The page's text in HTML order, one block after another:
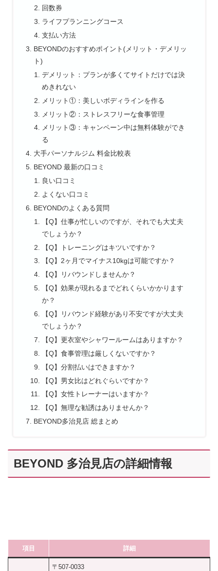
回数券
ライフプランニングコース
支払い方法
BEYONDのおすすめポイント(メリット・デメリッ
ト)
デメリット：プランが多くてサイトだけでは決
めきれない
メリット①：美しいボディラインを作る
メリット②：ストレスフリーな食事管理
メリット③：キャンペーン中は無料体験ができ
る
大手パーソナルジム 料金比較表
BEYOND 最新の口コミ
良い口コミ
よくない口コミ
BEYONDのよくある質問
【Q】仕事が忙しいのですが、それでも大丈夫
でしょうか？
【Q】トレーニングはキツいですか？
【Q】2ヶ月でマイナス10kgは可能ですか？
【Q】リバウンドしませんか？
【Q】効果が現れるまでどれくらいかかります
か？
【Q】リバウンド経験があり不安ですが大丈夫
でしょうか？
【Q】更衣室やシャワールームはありますか？
【Q】食事管理は厳しくないですか？
【Q】分割払いはできますか？
【Q】男女比はどれぐらいですか？
【Q】女性トレーナーはいますか？
【Q】無理な勧誘はありませんか？
BEYOND多治見店 総まとめ
BEYOND 多治見店の詳細情報
項目 詳細
〒507-0033